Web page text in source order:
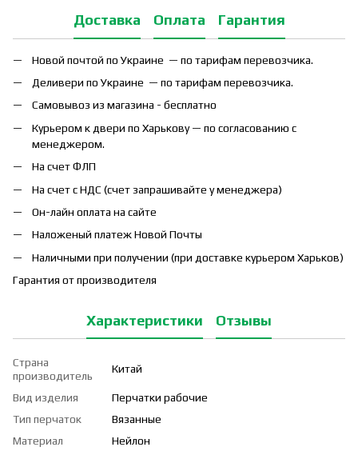
Доставка Оплата Гарантия
Новой почтой по Украине — по тарифам перевозчика.
Деливери по Украине — по тарифам перевозчика.
Самовывоз из магазина - бесплатно
Курьером к двери по Харькову — по согласованию с
менеджером.
На счет ФЛП
На счет с НДС (счет запрашивайте у менеджера)
Он-лайн оплата на сайте
Наложеный платеж Новой Почты
Наличными при получении (при доставке курьером Харьков)
Гарантия от производителя
Характеристики Отзывы
Страна
производитель
Китай
Вид изделия
Перчатки рабочие
Тип перчаток
Вязанные
Материал
Нейлон